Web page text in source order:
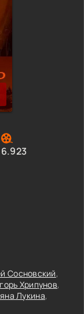
6.923
Сосновский,
Хрипунов,
Лукина,